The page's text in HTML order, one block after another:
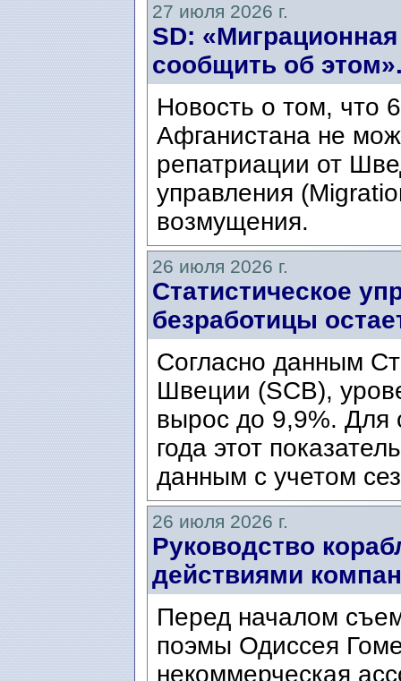
27 июля 2026 г.
SD:
сообщить об
Новость о том, что
Афганистана не
репатриации от
управления
возмущения.
26 июля 2026 г.
Статистическое
безработицы
Согласно данным
Швеции (SCB),
вырос до 9,9%. Для
года этот
данным с учетом
26 июля 2026 г.
Руководство
действиями
Перед началом
поэмы Одиссея
некоммерческая